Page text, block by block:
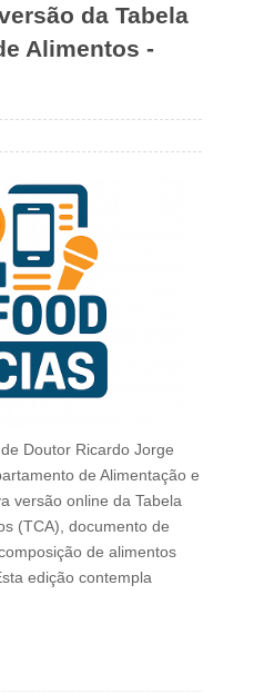
da Tabela
Alimentos -
Doutor Ricardo Jorge
de Alimentação e
versão online da Tabela
(TCA), documento de
de alimentos
edição contempla